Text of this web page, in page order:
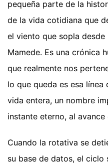
pequeña parte de la
de la vida cotidiana que
el viento que sopla desde
Mamede. Es una crónica
que realmente nos
lo que queda es esa
vida entera, un nombre
instante eterno, al avance
Cuando la rotativa se
su base de datos, el ciclo